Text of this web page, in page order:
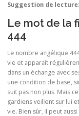
Suggestion de lecture:
Le mot de la
444
Le nombre angélique
vie et apparaît
dans un échange avec
une condition de base,
suit pas non plus. Mais
gardiens veillent sur lui
vie. Bien sûr, il peut